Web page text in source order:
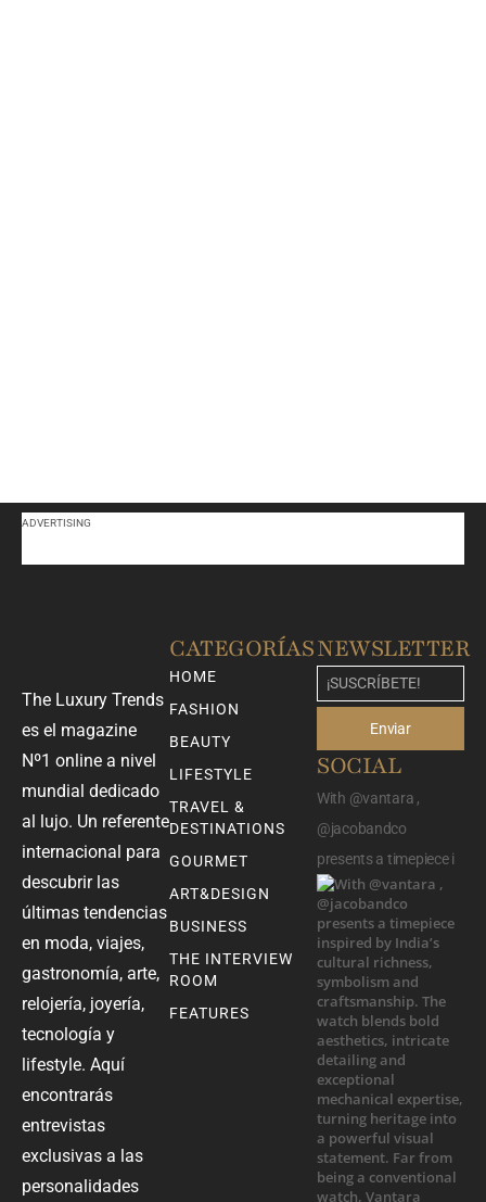
ADVERTISING
The Luxury Trends
es el magazine
Nº1 online a nivel
mundial dedicado
al lujo. Un referente
internacional para
descubrir las
últimas tendencias
en moda, viajes,
gastronomía, arte,
relojería, joyería,
tecnología y
lifestyle. Aquí
encontrarás
entrevistas
exclusivas a las
personalidades
CATEGORÍAS
HOME
FASHION
BEAUTY
LIFESTYLE
TRAVEL &
DESTINATIONS
GOURMET
ART&DESIGN
BUSINESS
THE INTERVIEW
ROOM
FEATURES
NEWSLETTER
Enviar
SOCIAL
With @vantara ,
@jacobandco
presents a timepiece i